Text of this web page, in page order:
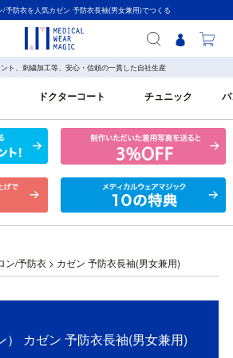
/予防衣を人気カゼン 予防衣長袖(男女兼用)でつくる
ト、刺繍加工等、安心・信頼の一貫した自社生産
ドクターコート チュニック
ン/予防衣 > カゼン 予防衣長袖(男女兼用)
） カゼン 予防衣長袖(男女兼用)